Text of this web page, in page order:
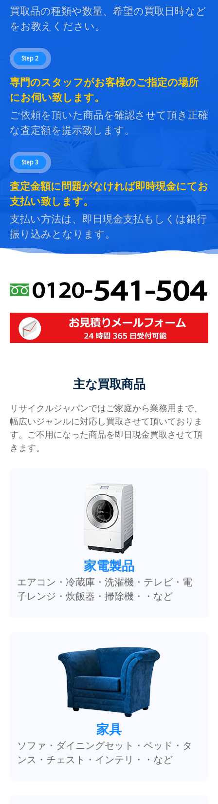
買取品の種類や数量、希望の買取日時など
をお教えください。
Step 2
専門のスタッフがお客様のご指定の場所
にお伺い致します。
ご依頼を頂いた商品を確認させて頂き正確
な査定額を提示致します。
Step 3
査定金額に問題がなければ即時現金にてお
支払い致します。
支払い方法は、即日現金支払もしくは銀行
振り込みとなります。
主な買取商品
リサイクルジャパンではご家庭から業務用まで、
幅広いジャンルに対応し買取させて頂いておりま
す。ご不用になった商品を即日現金買取させて頂
きます。
家電製品
エアコン・冷蔵庫・洗濯機・テレビ・電
子レンジ・炊飯器・掃除機・・など
家具
ソファ・ダイニングセット・ベッド・タ
ンス・チェスト・インテリ・・など